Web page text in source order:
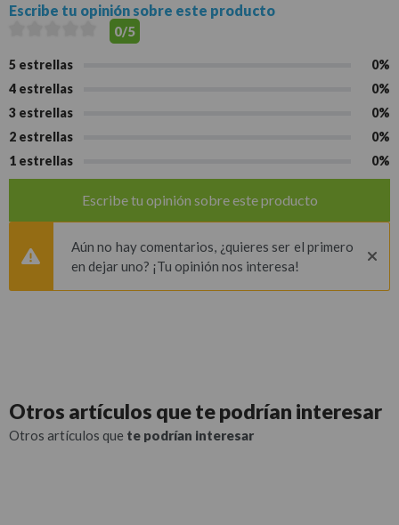
Escribe tu opinión sobre este producto
0/5
5 estrellas
0%
4 estrellas
0%
3 estrellas
0%
2 estrellas
0%
1 estrellas
0%
Escribe tu opinión sobre este producto
Aún no hay comentarios, ¿quieres ser el primero
en dejar uno? ¡Tu opinión nos interesa!
Otros artículos quete podrían interesar
Otros artículos que te podrían interesar